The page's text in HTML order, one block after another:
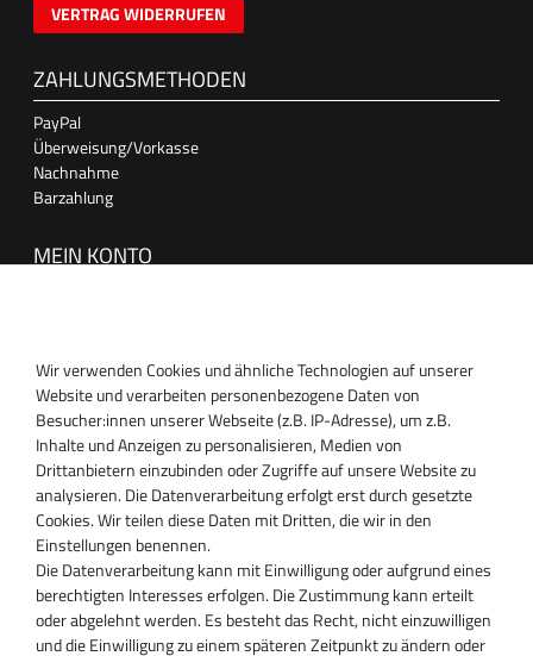
VERTRAG WIDERRUFEN
ZAHLUNGSMETHODEN
PayPal
Überweisung/Vorkasse
Nachnahme
Barzahlung
MEIN KONTO
SUPPORT
Inhaber:
Magnos Turbosystems GmbH
Miraustraße 27-29
D-13509 Berlin
+49 30 340 606 740
+49 30 340 606 740
+49 30 340 606 745
info@turboservice24.de
Wir verwenden Cookies und ähnliche Technologien auf unserer
Website und verarbeiten personenbezogene Daten von
Besucher:innen unserer Webseite (z.B. IP-Adresse), um z.B.
Inhalte und Anzeigen zu personalisieren, Medien von
Drittanbietern einzubinden oder Zugriffe auf unsere Website zu
analysieren. Die Datenverarbeitung erfolgt erst durch gesetzte
Cookies. Wir teilen diese Daten mit Dritten, die wir in den
Einstellungen benennen.
Die Datenverarbeitung kann mit Einwilligung oder aufgrund eines
berechtigten Interesses erfolgen. Die Zustimmung kann erteilt
oder abgelehnt werden. Es besteht das Recht, nicht einzuwilligen
und die Einwilligung zu einem späteren Zeitpunkt zu ändern oder